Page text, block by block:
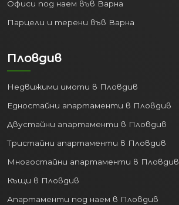
Офиси под наем във Варна
Парцели и терени във Варна
Пловдив
Недвижими имоти в Пловдив
Едностайни апартаменти в Пловдив
Двустайни апартаменти в Пловдив
Тристайни апартаменти в Пловдив
Многостайни апартаменти в Пловдив
Къщи в Пловдив
Апартаменти под наем в Пловдив